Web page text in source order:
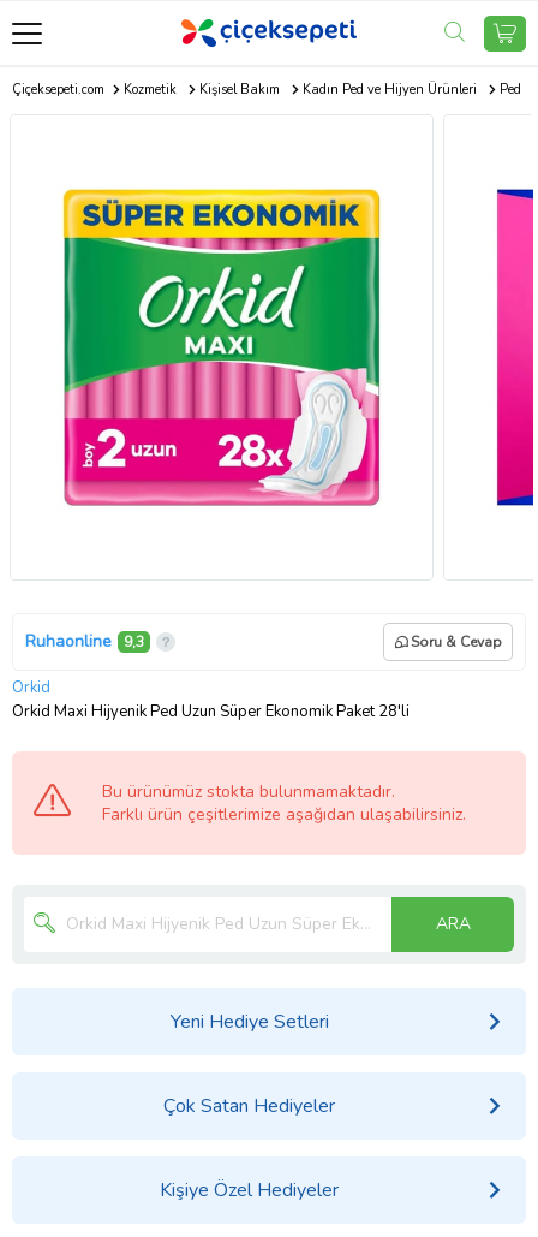
Çiçeksepeti.com Kozmetik Kişisel Bakım Kadın Ped ve Hijyen Ürünleri Ped
Ruhaonline 9,3 Soru & Cevap
Orkid
Orkid Maxi Hijyenik Ped Uzun Süper Ekonomik Paket 28'li
Bu ürünümüz stokta bulunmamaktadır.
Farklı ürün çeşitlerimize aşağıdan ulaşabilirsiniz.
ARA
Yeni Hediye Setleri
Çok Satan Hediyeler
Kişiye Özel Hediyeler